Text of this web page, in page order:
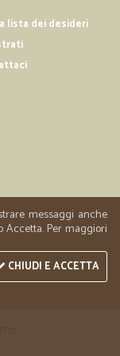
stati veloci e perfetti nella
lista dei desideri
messaggi anche
Accetta. Per maggiori
CHIUDI E ACCETTA